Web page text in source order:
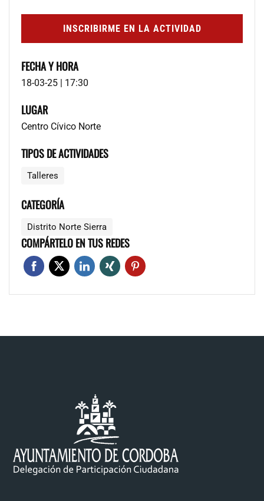
INSCRIBIRME EN LA ACTIVIDAD
FECHA Y HORA
18-03-25 | 17:30
LUGAR
Centro Cívico Norte
TIPOS DE ACTIVIDADES
Talleres
CATEGORÍA
Distrito Norte Sierra
COMPÁRTELO EN TUS REDES